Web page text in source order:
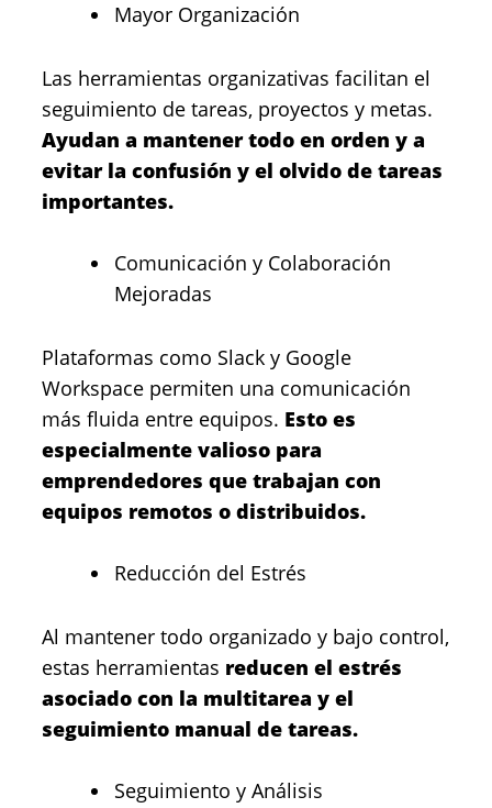
Mayor Organización
Las herramientas organizativas facilitan el
seguimiento de tareas, proyectos y metas.
Ayudan a mantener todo en orden y a
evitar la confusión y el olvido de tareas
importantes.
Comunicación y Colaboración
Mejoradas
Plataformas como Slack y Google
Workspace permiten una comunicación
más fluida entre equipos. Esto es
especialmente valioso para
emprendedores que trabajan con
equipos remotos o distribuidos.
Reducción del Estrés
Al mantener todo organizado y bajo control,
estas herramientas reducen el estrés
asociado con la multitarea y el
seguimiento manual de tareas.
Seguimiento y Análisis